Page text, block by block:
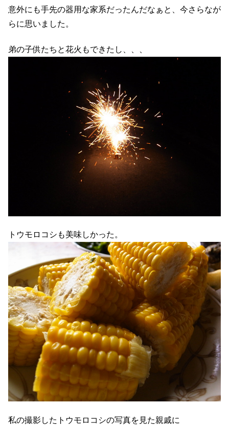
意外にも手先の器用な家系だったんだなぁと、今さらなが
らに思いました。
弟の子供たちと花火もできたし、、、
トウモロコシも美味しかった。
私の撮影したトウモロコシの写真を見た親戚に